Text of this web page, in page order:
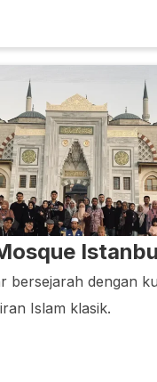
bersejarah dengan
Islam klasik.